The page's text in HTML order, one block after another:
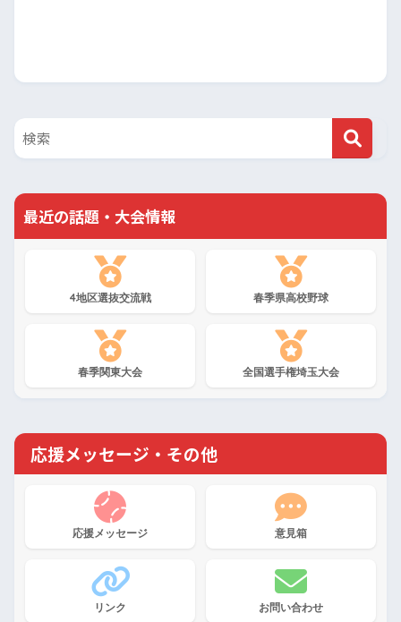
最近の話題・大会情報
4地区選抜交流戦 春季県高校野球
春季関東大会 全国選手権埼玉大会
応援メッセージ・その他
応援メッセージ 意見箱
リンク お問い合わせ